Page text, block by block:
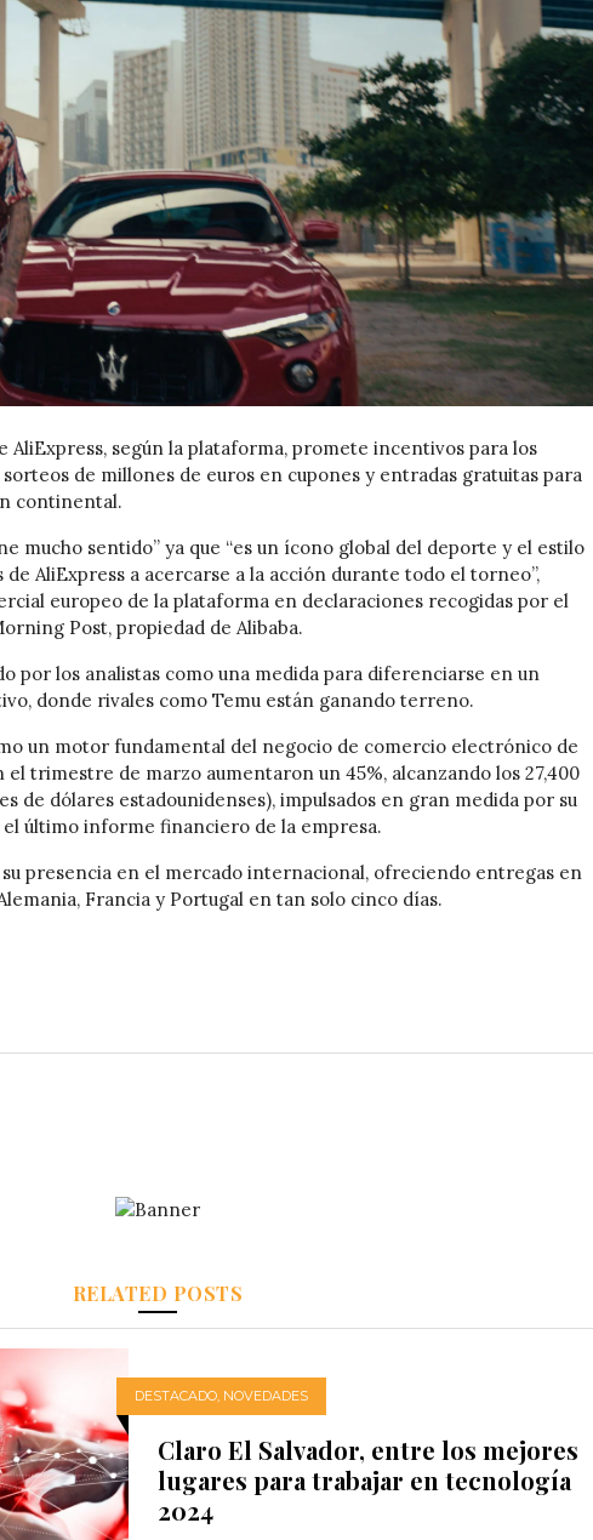
AliExpress, según la plataforma, promete incentivos para los
de millones de euros en cupones y entradas gratuitas para
continental.
mucho sentido” ya que “es un ícono global del deporte y el estilo
de AliExpress a acercarse a la acción durante todo el torneo”,
europeo de la plataforma en declaraciones recogidas por el
Post, propiedad de Alibaba.
por los analistas como una medida para diferenciarse en un
donde rivales como Temu están ganando terreno.
un motor fundamental del negocio de comercio electrónico de
el trimestre de marzo aumentaron un 45%, alcanzando los 27,400
de dólares estadounidenses), impulsados en gran medida por su
último informe financiero de la empresa.
presencia en el mercado internacional, ofreciendo entregas en
Francia y Portugal en tan solo cinco días.
RELATED POSTS
DESTACADO, NOVEDADES
Claro El Salvador, entre los mejores
lugares para trabajar en tecnología
2024